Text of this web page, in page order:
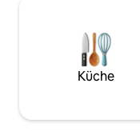
Küche